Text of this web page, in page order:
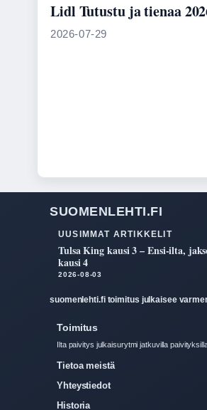
Lidl Tutustu ja tienaa
2026-07-29
SUOMENLEHTI.FI
UUSIMMAT ARTIKKELIT
Tulsa King kausi 3 – Ensi-ilta,
kausi 4
2026-08-03
suomenlehti.fi toimitus julkaisee
Toimitus
Ilta paivitys julkaisurytmi jatkuvilla
Tietoa meistä
Yhteystiedot
Historia